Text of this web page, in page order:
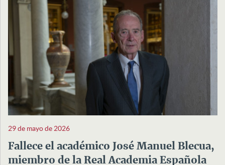
29 de mayo de 2026
Fallece el académico José Manuel Blecua,
miembro de la Real Academia Española